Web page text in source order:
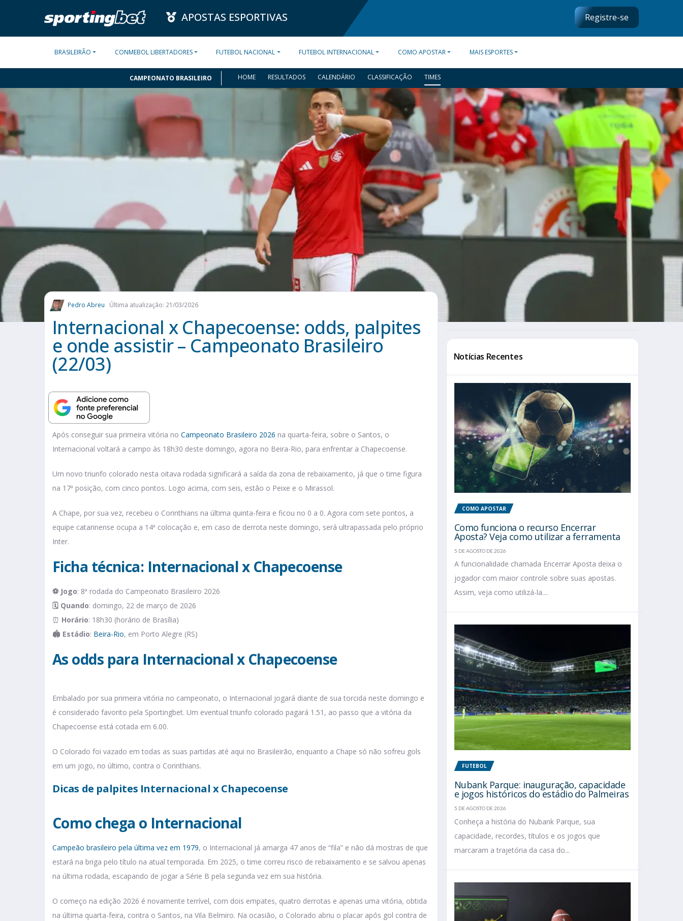
APOSTAS ESPORTIVAS Registre-se
BRASILEIRÃO CONMEBOL LIBERTADORES FUTEBOL NACIONAL FUTEBOL INTERNACIONAL COMO APOSTAR MAIS ESPORTES
CAMPEONATO BRASILEIRO HOME RESULTADOS CALENDÁRIO CLASSIFICAÇÃO TIMES
Pedro Abreu Última atualização: 21/03/2026
Internacional x Chapecoense: odds, palpites
e onde assistir – Campeonato Brasileiro
(22/03)
Após conseguir sua primeira vitória no Campeonato Brasileiro 2026 na quarta-feira, sobre o Santos, o
Internacional voltará a campo às 18h30 deste domingo, agora no Beira-Rio, para enfrentar a Chapecoense.
Um novo triunfo colorado nesta oitava rodada significará a saída da zona de rebaixamento, já que o time figura
na 17ª posição, com cinco pontos. Logo acima, com seis, estão o Peixe e o Mirassol.
A Chape, por sua vez, recebeu o Corinthians na última quinta-feira e ficou no 0 a 0. Agora com sete pontos, a
equipe catarinense ocupa a 14ª colocação e, em caso de derrota neste domingo, será ultrapassada pelo próprio
Inter.
Ficha técnica: Internacional x Chapecoense
⚽ Jogo: 8ª rodada do Campeonato Brasileiro 2026
🗓️ Quando: domingo, 22 de março de 2026
⏰ Horário: 18h30 (horário de Brasília)
🏟️ Estádio: Beira-Rio, em Porto Alegre (RS)
As odds para Internacional x Chapecoense
Embalado por sua primeira vitória no campeonato, o Internacional jogará diante de sua torcida neste domingo e
é considerado favorito pela Sportingbet. Um eventual triunfo colorado pagará 1.51, ao passo que a vitória da
Chapecoense está cotada em 6.00.
O Colorado foi vazado em todas as suas partidas até aqui no Brasileirão, enquanto a Chape só não sofreu gols
em um jogo, no último, contra o Corinthians.
Dicas de palpites Internacional x Chapecoense
Como chega o Internacional
Campeão brasileiro pela última vez em 1979, o Internacional já amarga 47 anos de “fila” e não dá mostras de que
estará na briga pelo título na atual temporada. Em 2025, o time correu risco de rebaixamento e se salvou apenas
na última rodada, escapando de jogar a Série B pela segunda vez em sua história.
O começo na edição 2026 é novamente terrível, com dois empates, quatro derrotas e apenas uma vitória, obtida
na última quarta-feira, contra o Santos, na Vila Belmiro. Na ocasião, o Colorado abriu o placar após gol contra de
Notícias Recentes
COMO APOSTAR
Como funciona o recurso Encerrar
Aposta? Veja como utilizar a ferramenta
5 DE AGOSTO DE 2026
A funcionalidade chamada Encerrar Aposta deixa o
jogador com maior controle sobre suas apostas.
Assim, veja como utilizá-la....
FUTEBOL
Nubank Parque: inauguração, capacidade
e jogos históricos do estádio do Palmeiras
5 DE AGOSTO DE 2026
Conheça a história do Nubank Parque, sua
capacidade, recordes, títulos e os jogos que
marcaram a trajetória da casa do...